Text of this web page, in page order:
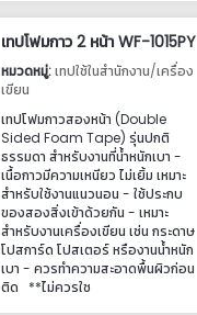
เทปโฟมกาว 2 หน้า WF-1015PY
หมวดหมู่:เทปใช้ในสำนักงาน/เครื่อง
เขียน
เทปโฟมกาวสองหน้า (Double
Sided Foam Tape) รุ่นปกติ
ธรรมดา สำหรับงานที่น้ำหนักเบา -
เนื้อกาวมีความเหนียว ไม่เยิ้ม เหมาะ
สำหรับใช้งานแนวนอน - ใช้ประกบ
ของสองสิ่งเข้าด้วยกัน - เหมาะ
สำหรับงานเครื่องเขียน เช่น กระดาษ
โปสการ์ด โปสเตอร์ หรืองานน้ำหนัก
เบา - ควรทำความสะอาดพื้นผิวก่อน
ติด **ไม่ควรใช